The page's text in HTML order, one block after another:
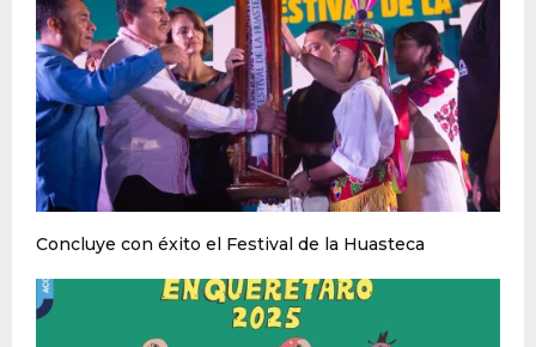
Concluye con éxito el Festival de la Huasteca